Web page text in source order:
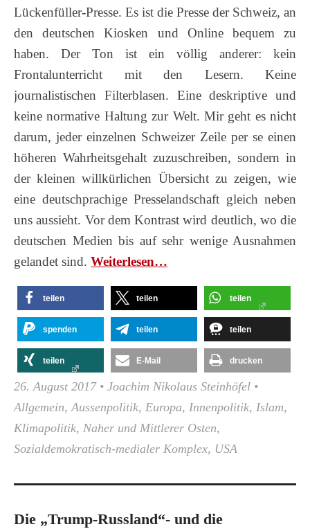
Lückenfüller-Presse. Es ist die Presse der Schweiz, an
den deutschen Kiosken und Online bequem zu
haben. Der Ton ist ein völlig anderer: kein
Frontalunterricht mit den Lesern. Keine
journalistischen Filterblasen. Eine deskriptive und
keine normative Haltung zur Welt. Mir geht es nicht
darum, jeder einzelnen Schweizer Zeile per se einen
höheren Wahrheitsgehalt zuzuschreiben, sondern in
der kleinen willkürlichen Übersicht zu zeigen, wie
eine deutschprachige Presselandschaft gleich neben
uns aussieht. Vor dem Kontrast wird deutlich, wo die
deutschen Medien bis auf sehr wenige Ausnahmen
gelandet sind. Wei­ter­le­sen…
teilen teilen teilen
spenden teilen teilen
teilen E-Mail drucken
26. August 2017• Joachim Nikolaus Steinhöfel •
Allgemein,Aussenpolitik, Europa, Innenpolitik, Islam,
Klimapolitik, Naher und Mittlerer Osten,
Sozialdemokratisch-medialer Komplex, USA
Die „Trump-Russland“- und die